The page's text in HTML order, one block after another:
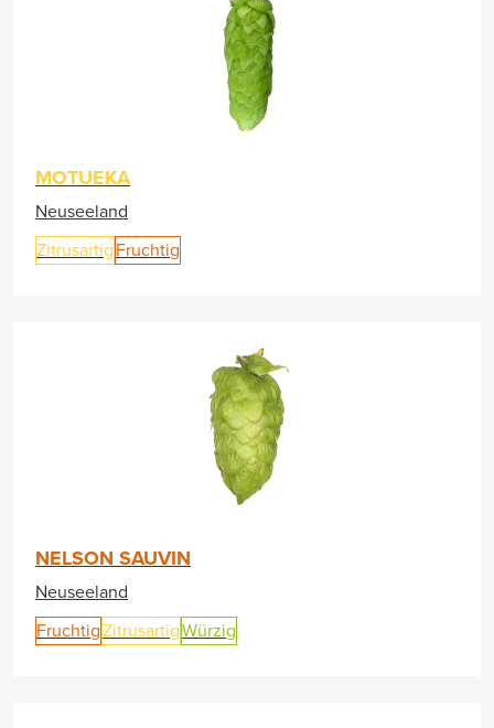
MOTUEKA
Neuseeland
Zitrusartig Fruchtig
NELSON SAUVIN
Neuseeland
FruchtigZitrusartigWürzig